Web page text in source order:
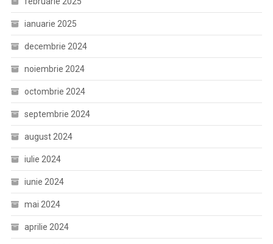
ianuarie 2025
decembrie 2024
noiembrie 2024
octombrie 2024
septembrie 2024
august 2024
iulie 2024
iunie 2024
mai 2024
aprilie 2024